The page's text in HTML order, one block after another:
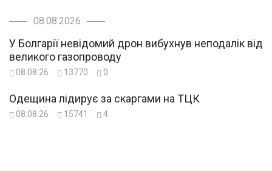
08.08.2026
У Болгарії невідомий дрон вибухнув неподалік від
великого газопроводу
08.08.26 13770 0
Одещина лідирує за скаргами на ТЦК
08.08.26 15741 4